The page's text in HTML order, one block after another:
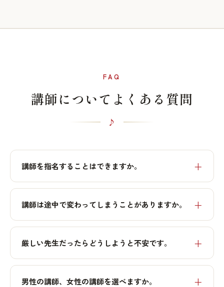
FAQ
講師についてよくある質問
講師を指名することはできますか。
講師は途中で変わってしまうことがありますか。
厳しい先生だったらどうしようと不安です。
男性の講師、女性の講師を選べますか。